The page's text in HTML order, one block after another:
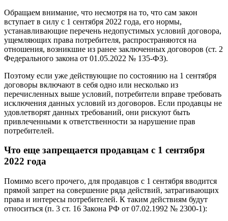
Обращаем внимание, что несмотря на то, что сам закон
вступает в силу с 1 сентября 2022 года, его нормы,
устанавливающие перечень недопустимых условий договора,
ущемляющих права потребителя, распространяются на
отношения, возникшие из ранее заключенных договоров (ст. 2
Федерального закона от 01.05.2022 № 135-ФЗ).
Поэтому если уже действующие по состоянию на 1 сентября
договоры включают в себя одно или несколько из
перечисленных выше условий, потребители вправе требовать
исключения данных условий из договоров. Если продавцы не
удовлетворят данных требований, они рискуют быть
привлеченными к ответственности за нарушение прав
потребителей.
Что еще запрещается продавцам с 1 сентября
2022 года
Помимо всего прочего, для продавцов с 1 сентября вводится
прямой запрет на совершение ряда действий, затрагивающих
права и интересы потребителей. К таким действиям будут
относиться (п. 3 ст. 16 Закона РФ от 07.02.1992 № 2300-1):